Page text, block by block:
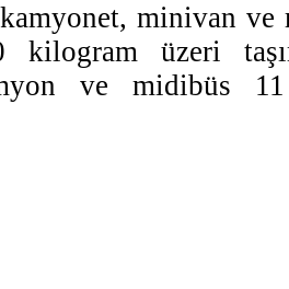
minivan
üzeri
ve midibüs